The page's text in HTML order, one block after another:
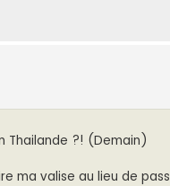
Thailande ?! (Demain)
ma valise au lieu de